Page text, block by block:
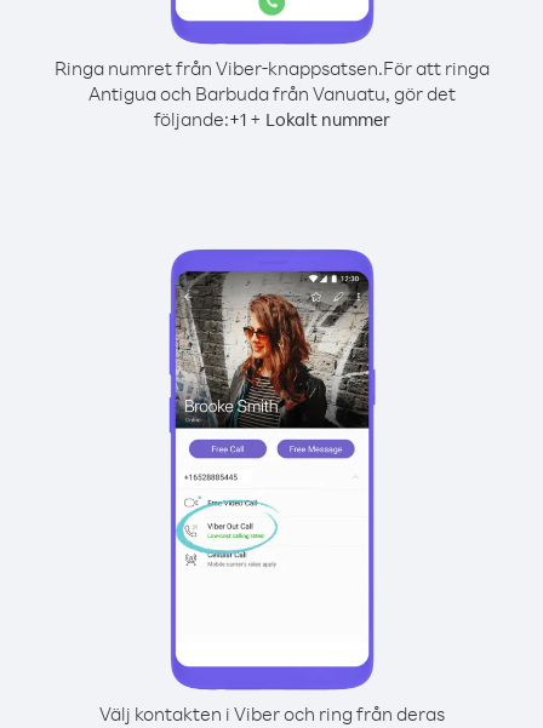
Ringa numret från Viber-knappsatsen.För att ringa
Antigua och Barbuda från Vanuatu, gör det
följande:+1+ Lokalt nummer
Välj kontakten i Viber och ring från deras